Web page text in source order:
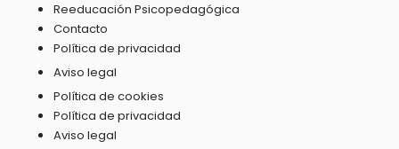
Reeducación Psicopedagógica
Contacto
Política de privacidad
Aviso legal
Política de cookies
Política de privacidad
Aviso legal